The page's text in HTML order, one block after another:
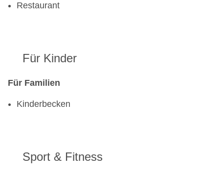
Restaurant
Für Kinder
Für Familien
Kinderbecken
Sport & Fitness